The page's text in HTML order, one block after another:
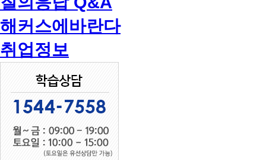
해커스에바란다
취업정보